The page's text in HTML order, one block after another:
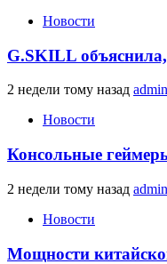
Новости
G.SKILL
2 недели тому назад admin
Новости
Консольные
2 недели тому назад admin
Новости
Мощности